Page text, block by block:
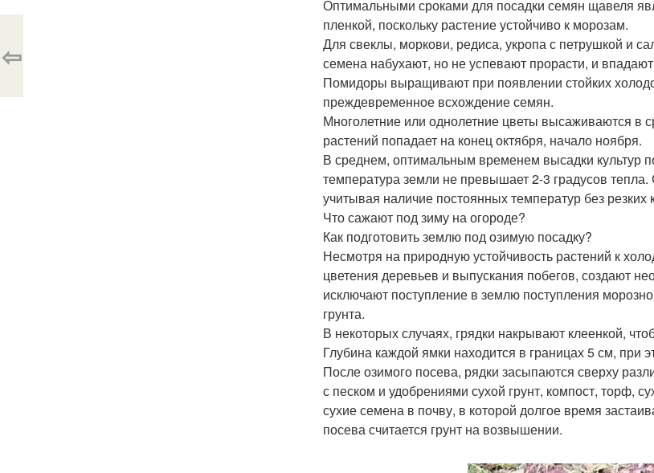
Оптимальными сроками для посадки семян щавеля
пленкой, поскольку растение устойчиво к морозам.
Для свеклы, моркови, редиса, укропа с петрушкой и
семена набухают, но не успевают прорасти, и
Помидоры выращивают при появлении стойких
преждевременное всхождение семян.
Многолетние или однолетние цветы высаживаются в
растений попадает на конец октября, начало ноября.
В среднем, оптимальным временем высадки культур
температура земли не превышает 2-3 градусов
учитывая наличие постоянных температур без
Что сажают под зиму на огороде?
Как подготовить землю под озимую посадку?
Несмотря на природную устойчивость растений к
цветения деревьев и выпускания побегов, создают
исключают поступление в землю поступления
грунта.
В некоторых случаях, грядки накрывают клеенкой,
Глубина каждой ямки находится в границах 5 см, при
После озимого посева, рядки засыпаются сверху
с песком и удобрениями сухой грунт, компост, торф,
сухие семена в почву, в которой долгое время
посева считается грунт на возвышении.
⇦